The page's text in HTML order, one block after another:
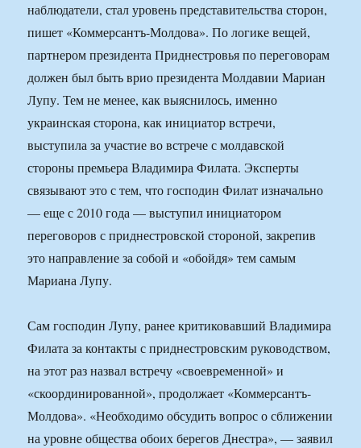
наблюдатели, стал уровень представительства сторон,
пишет «Коммерсантъ-Молдова». По логике вещей,
партнером президента Приднестровья по переговорам
должен был быть врио президента Молдавии Мариан
Лупу. Тем не менее, как выяснилось, именно
украинская сторона, как инициатор встречи,
выступила за участие во встрече с молдавской
стороны премьера Владимира Филата. Эксперты
связывают это с тем, что господин Филат изначально
— еще с 2010 года — выступил инициатором
переговоров с приднестровской стороной, закрепив
это направление за собой и «обойдя» тем самым
Мариана Лупу.
Сам господин Лупу, ранее критиковавший Владимира
Филата за контакты с приднестровским руководством,
на этот раз назвал встречу «своевременной» и
«скоординированной», продолжает «Коммерсантъ-
Молдова». «Необходимо обсудить вопрос о сближении
на уровне общества обоих берегов Днестра», — заявил